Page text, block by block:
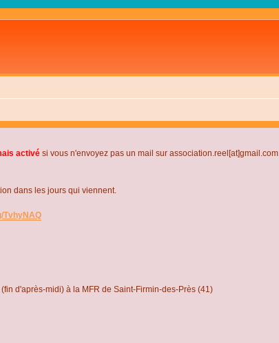
activé si vous n'envoyez pas un mail sur
dans les jours qui viennent.
TvhyNAQ
d'après-midi) à la MFR de Saint-Firmin-des-Près (41)